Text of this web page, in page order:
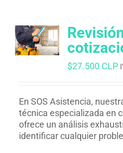
$27.500 CLP
En SOS Asistencia,
técnica especializada en
ofrece un análisis
identificar cualquier